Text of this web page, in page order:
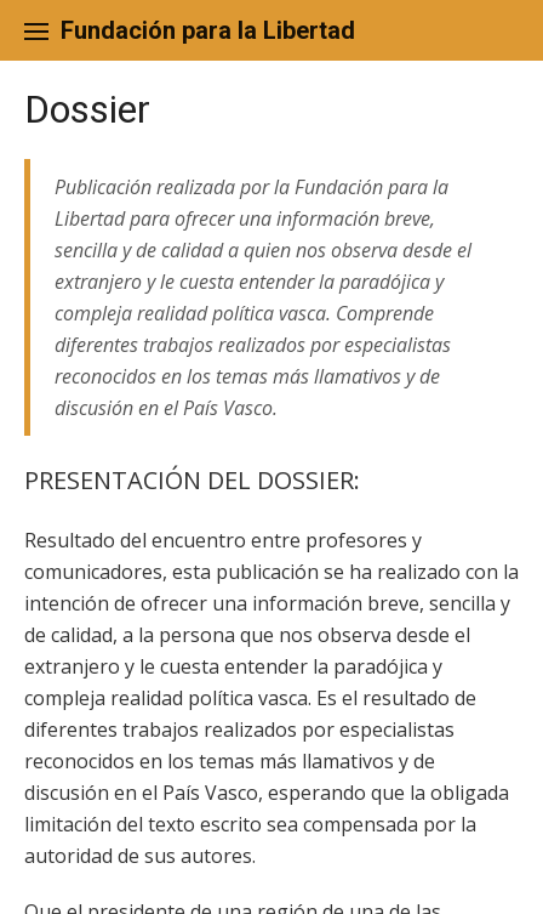
content
Fundación para la Libertad
Dossier
Publicación realizada por la Fundación para la
Libertad para ofrecer una información breve,
sencilla y de calidad a quien nos observa desde el
extranjero y le cuesta entender la paradójica y
compleja realidad política vasca. Comprende
diferentes trabajos realizados por especialistas
reconocidos en los temas más llamativos y de
discusión en el País Vasco.
PRESENTACIÓN DEL DOSSIER:
Resultado del encuentro entre profesores y
comunicadores, esta publicación se ha realizado con la
intención de ofrecer una información breve, sencilla y
de calidad, a la persona que nos observa desde el
extranjero y le cuesta entender la paradójica y
compleja realidad política vasca. Es el resultado de
diferentes trabajos realizados por especialistas
reconocidos en los temas más llamativos y de
discusión en el País Vasco, esperando que la obligada
limitación del texto escrito sea compensada por la
autoridad de sus autores.